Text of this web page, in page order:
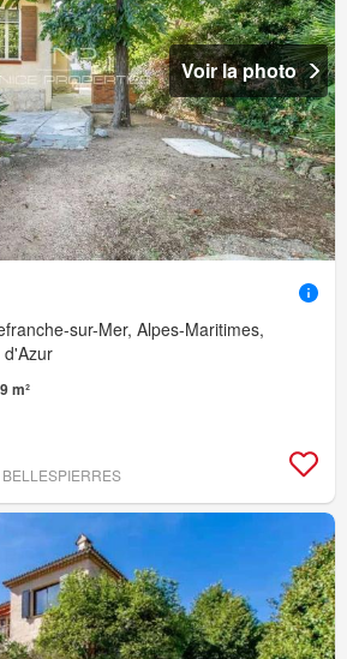
Voir la photo
sur-Mer, Alpes-Maritimes,
d'Azur
m²